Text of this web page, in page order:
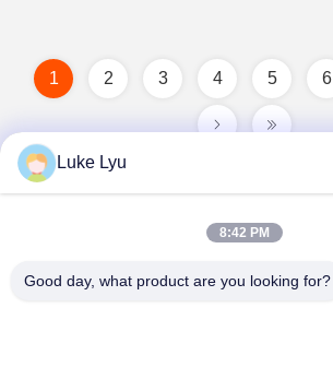
1 2 3 4 5 6
Luke Lyu
8:42 PM
Good day, what product are you looking for?